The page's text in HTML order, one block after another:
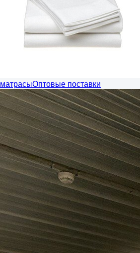
матрасыОптовые поставки